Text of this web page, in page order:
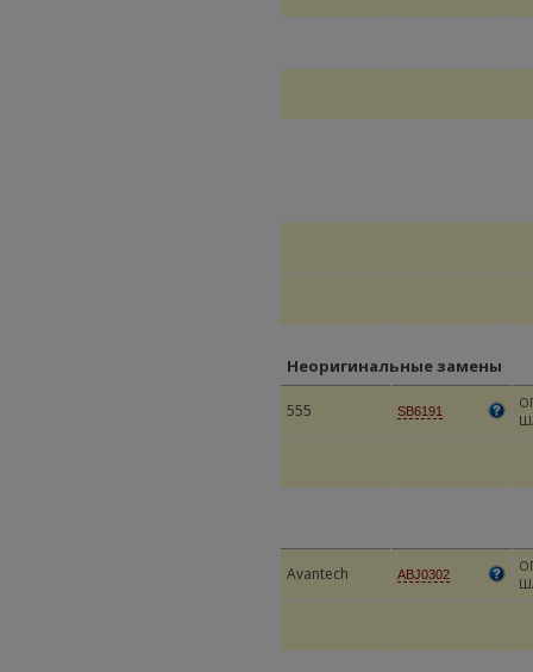
Неоригинальные замены
555 SB6191
Avantech ABJ0302